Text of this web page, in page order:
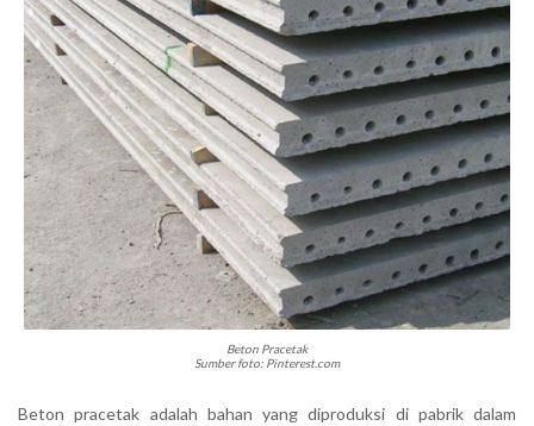
Beton Pracetak
Sumber foto: Pinterest.com
Beton pracetak adalah bahan yang diproduksi di pabrik dalam